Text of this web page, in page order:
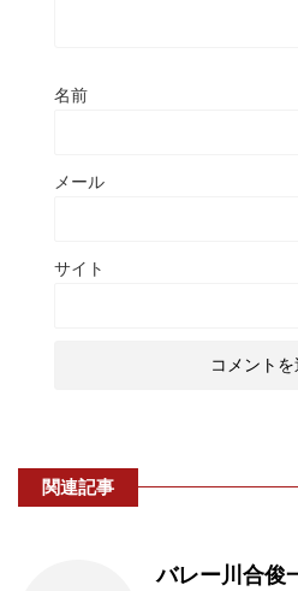
名前
メール
サイト
関連記事
バレー川合俊